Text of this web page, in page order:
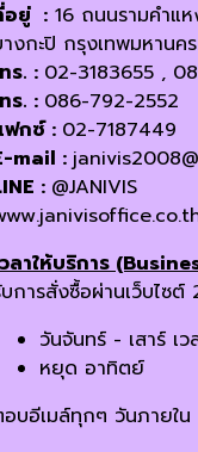
อยู่ : 16 ถนนรามคำแ
งกะปิ กรุงเทพมหานค
ร. : 02-3183655 ,
ร. : 086-792-2552
กซ์ : 02-7187449
mail :
: @JANIVIS
ลาให้บริการ
การสั่งซื้อผ่านเว็บไซต์
วันจันทร์ - เสาร์ เ
หยุด อาทิตย์
บอีเมล์ทุกๆ วันภายใ